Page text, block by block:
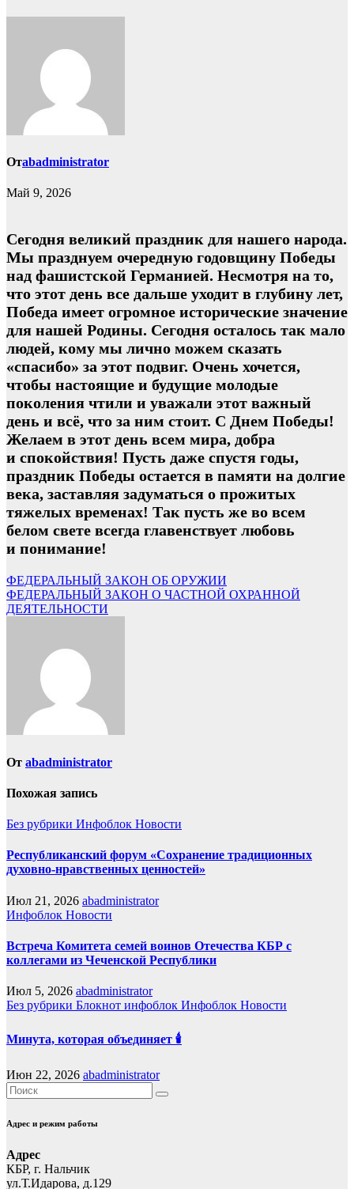
Отabadministrator
Май 9, 2026
Сегодня великий праздник для нашего народа.
Мы празднуем очередную годовщину Победы
над фашистской Германией. Несмотря на то,
что этот день все дальше уходит в глубину лет,
Победа имеет огромное исторические значение
для нашей Родины. Сегодня осталось так мало
людей, кому мы лично можем сказать
«спасибо» за этот подвиг. Очень хочется,
чтобы настоящие и будущие молодые
поколения чтили и уважали этот важный
день и всё, что за ним стоит. С Днем Победы!
Желаем в этот день всем мира, добра
и спокойствия! Пусть даже спустя годы,
праздник Победы остается в памяти на долгие
века, заставляя задуматься о прожитых
тяжелых временах! Так пусть же во всем
белом свете всегда главенствует любовь
и понимание!
Навигация
по
ФЕДЕРАЛЬНЫЙ ЗАКОН ОБ ОРУЖИИ
ФЕДЕРАЛЬНЫЙ ЗАКОН О ЧАСТНОЙ ОХРАННОЙ
ДЕЯТЕЛЬНОСТИ
От abadministrator
Похожая запись
Без рубрики Инфоблок Новости
Республиканский форум «Сохранение традиционных
духовно-нравственных ценностей»
Июл 21, 2026 abadministrator
Инфоблок Новости
Встреча Комитета семей воинов Отечества КБР с
коллегами из Чеченской Республики
Июл 5, 2026 abadministrator
Без рубрики Блокнот инфоблок Инфоблок Новости
Минута, которая объединяет 🕯️
Июн 22, 2026 abadministrator
Адрес и режим работы
Адрес
КБР, г. Нальчик
ул.Т.Идарова, д.129